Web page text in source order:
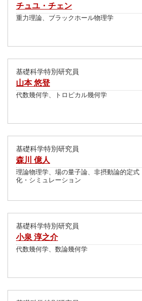
チュユ・チェン
重力理論、ブラックホール物理学
基礎科学特別研究員
山本 悠登
代数幾何学、トロピカル幾何学
基礎科学特別研究員
森川 億人
理論物理学、場の量子論、非摂動論的定式
化・シミュレーション
基礎科学特別研究員
小泉 淳之介
代数幾何学、数論幾何学